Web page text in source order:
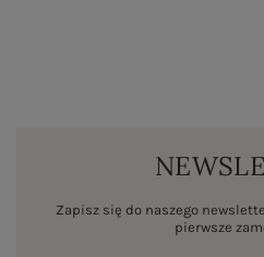
Zapisz się do naszego
pierwsze